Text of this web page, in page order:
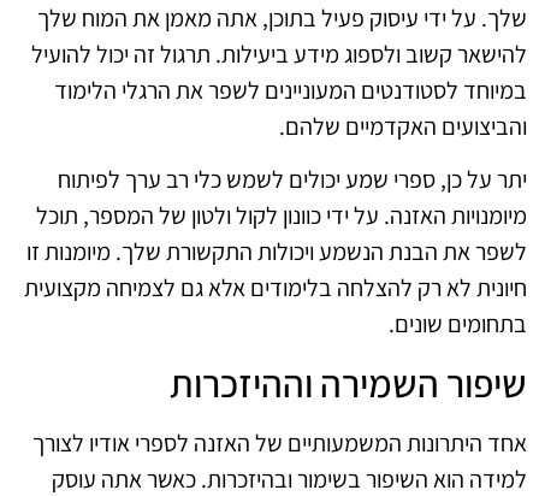
שלך. על ידי עיסוק פעיל בתוכן, אתה מאמן את המוח שלך
להישאר קשוב ולספוג מידע ביעילות. תרגול זה יכול להועיל
במיוחד לסטודנטים המעוניינים לשפר את הרגלי הלימוד
והביצועים האקדמיים שלהם.
יתר על כן, ספרי שמע יכולים לשמש כלי רב ערך לפיתוח
מיומנויות האזנה. על ידי כוונון לקול ולטון של המספר, תוכל
לשפר את הבנת הנשמע ויכולות התקשורת שלך. מיומנות זו
חיונית לא רק להצלחה בלימודים אלא גם לצמיחה מקצועית
בתחומים שונים.
שיפור השמירה וההיזכרות
אחד היתרונות המשמעותיים של האזנה לספרי אודיו לצורך
למידה הוא השיפור בשימור ובהיזכרות. כאשר אתה עוסק